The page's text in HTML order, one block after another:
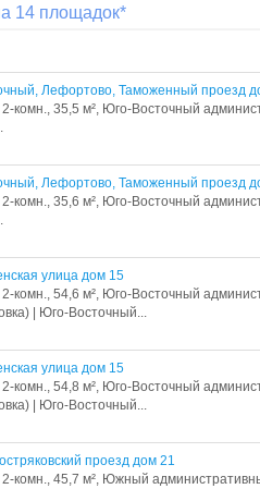
14 площадок*
Лефортово, Таможенный проезд
2-комн., 35,5 м², Юго-Восточный
Лефортово, Таможенный проезд
2-комн., 35,6 м², Юго-Восточный
улица дом 15
2-комн., 54,6 м², Юго-Восточный
| Юго-Восточный...
улица дом 15
2-комн., 54,8 м², Юго-Восточный
| Юго-Восточный...
проезд дом 21
2-комн., 45,7 м², Южный